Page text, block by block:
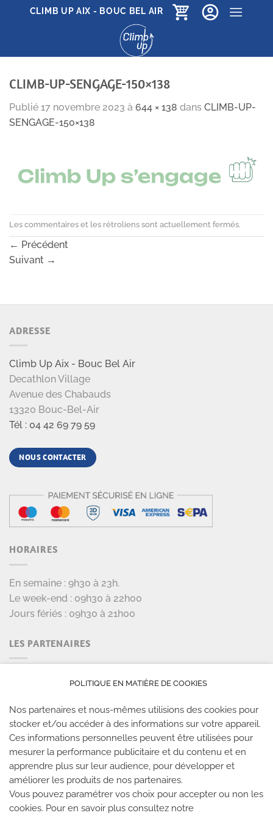
PasserCLIMB UP AIX - BOUC BEL AIR
CLIMB-UP-SENGAGE-150×138
Publié 17 novembre 2023 à 644 × 138 dans CLIMB-UP-
SENGAGE-150×138
Les commentaires et les rétroliens sont actuellement fermés.
← Précédent
Suivant →
ADRESSE
Climb Up Aix - Bouc Bel Air
Decathlon Village
Avenue des Chabauds
13320 Bouc-Bel-Air
Tél : 04 42 69 79 59
NOUS CONTACTER
HORAIRES
En semaine : 9h30 à 23h.
Le week-end : 09h30 à 22h00
Jours fériés : 09h30 à 21h00
LES PARTENAIRES
LES SALLES CLIMB UP
POLITIQUE EN MATIÈRE DE COOKIES
Nos partenaires et nous-mêmes utilisions des cookies pour
stocker et/ou accéder à des informations sur votre appareil.
Ces informations personnelles peuvent être utilisées pour
mesurer la performance publicitaire et du contenu et en
apprendre plus sur leur audience, pour développer et
améliorer les produits de nos partenaires.
Vous pouvez paramétrer vos choix pour accepter ou non les
cookies. Pour en savoir plus consultez notre